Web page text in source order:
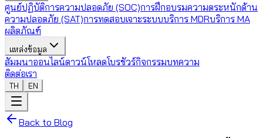
ศูนย์ปฏิบัติการความปลอดภัย (SOC)การฝึกอบรมความตระหนักด้าน
ความปลอดภัย (SAT)การทดสอบเจาะระบบบริการ MDRบริการ MA
ผลิตภัณฑ์
แหล่งข้อมูล
สัมมนาออนไลน์ดาวน์โหลดโบรชัวร์กิจกรรมบทความ
ติดต่อเรา
TH EN
Back to Blog